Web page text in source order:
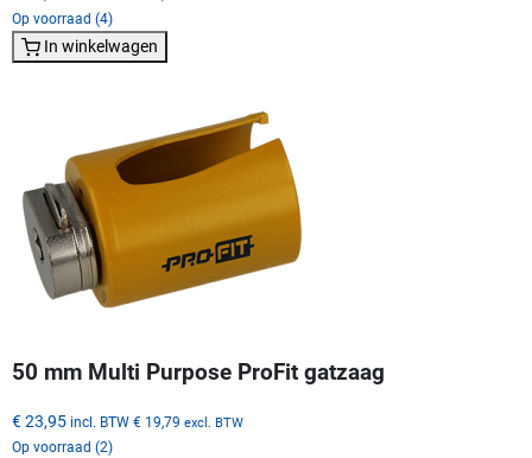
Op voorraad (4)
In winkelwagen
50 mm Multi Purpose ProFit gatzaag
€ 23,95 incl. BTW € 19,79 excl. BTW
Op voorraad (2)